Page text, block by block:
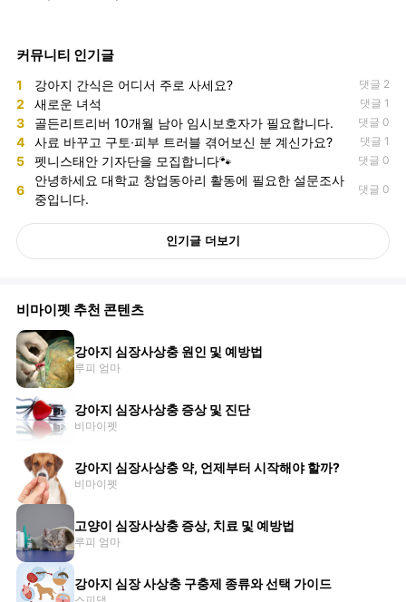
커뮤니티 인기글
1 강아지 간식은 어디서 주로 사세요? 댓글 2
2 새로운 녀석 댓글 1
3 골든리트리버 10개월 남아 임시보호자가 필요합니다. 댓글 0
4 사료 바꾸고 구토·피부 트러블 겪어보신 분 계신가요? 댓글 1
5 펫니스태안 기자단을 모집합니다🐾 댓글 0
6
안녕하세요 대학교 창업동아리 활동에 필요한 설문조사
중입니다.
댓글 0
인기글 더보기
비마이펫 추천 콘텐츠
강아지 심장사상충 원인 및 예방법
루피 엄마
강아지 심장사상충 증상 및 진단
비마이펫
강아지 심장사상충 약, 언제부터 시작해야 할까?
비마이펫
고양이 심장사상충 증상, 치료 및 예방법
루피 엄마
강아지 심장 사상충 구충제 종류와 선택 가이드